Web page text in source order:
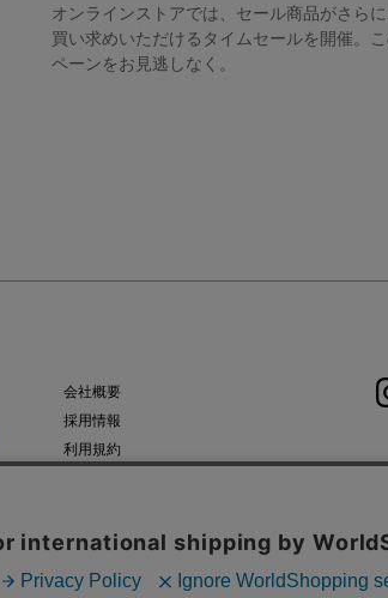
オンラインストアでは、セール商品がさら
買い求めいただけるタイムセールを開催。
ペーンをお見逃しなく。
会社概要
採用情報
利用規約
クッキーポリシー
ンから同意の可否を選択してください。選択せずにページを
ーをご確認ください。